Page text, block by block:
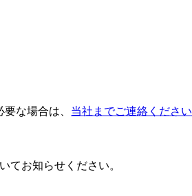
な場合は、 当社までご連絡ください
てお知らせください。